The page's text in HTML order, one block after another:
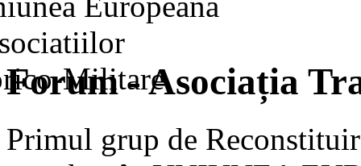
Forum - Asociația
Primul grup de